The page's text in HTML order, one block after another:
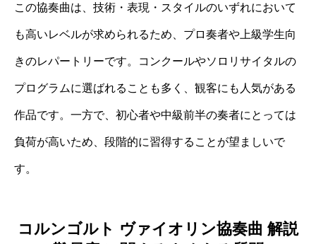
この協奏曲は、技術・表現・スタイルのいずれにおいて
も高いレベルが求められるため、プロ奏者や上級学生向
きのレパートリーです。コンクールやソロリサイタルの
プログラムに選ばれることも多く、観客にも人気がある
作品です。一方で、初心者や中級前半の奏者にとっては
負荷が高いため、段階的に習得することが望ましいで
す。
コルンゴルト ヴァイオリン協奏曲 解説